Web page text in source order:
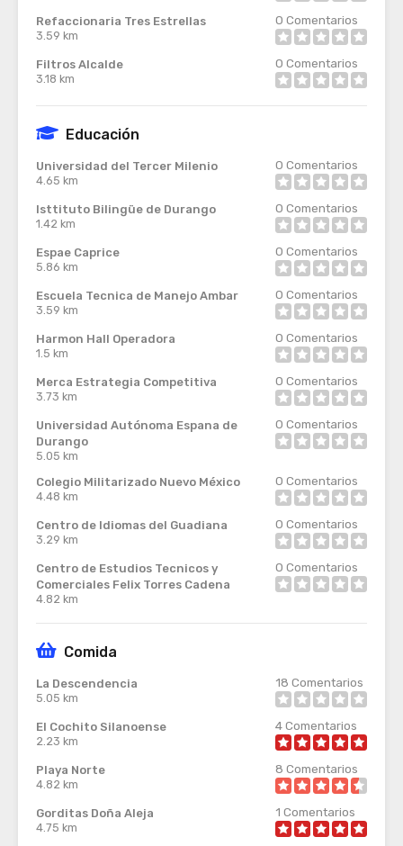
Refaccionaria Tres Estrellas
3.59 km
0 Comentarios
Filtros Alcalde
3.18 km
0 Comentarios
Educación
Universidad del Tercer Milenio
4.65 km
0 Comentarios
Isttituto Bilingüe de Durango
1.42 km
0 Comentarios
Espae Caprice
5.86 km
0 Comentarios
Escuela Tecnica de Manejo Ambar
3.59 km
0 Comentarios
Harmon Hall Operadora
1.5 km
0 Comentarios
Merca Estrategia Competitiva
3.73 km
0 Comentarios
Universidad Autónoma Espana de
Durango
5.05 km
0 Comentarios
Colegio Militarizado Nuevo México
4.48 km
0 Comentarios
Centro de Idiomas del Guadiana
3.29 km
0 Comentarios
Centro de Estudios Tecnicos y
Comerciales Felix Torres Cadena
4.82 km
0 Comentarios
Comida
La Descendencia
5.05 km
18 Comentarios
El Cochito Silanoense
2.23 km
4Comentarios
Playa Norte
4.82 km
8 Comentarios
Gorditas Doña Aleja
4.75 km
1 Comentarios